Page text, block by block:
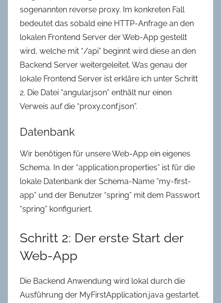
sogenannten reverse proxy. Im konkreten Fall
bedeutet das sobald eine HTTP-Anfrage an den
lokalen Frontend Server der Web-App gestellt
wird, welche mit “/api” beginnt wird diese an den
Backend Server weitergeleitet. Was genau der
lokale Frontend Server ist erkläre ich unter Schritt
2. Die Datei “angular.json” enthält nur einen
Verweis auf die “proxy.conf.json”.
Datenbank
Wir benötigen für unsere Web-App ein eigenes
Schema. In der “application.properties” ist für die
lokale Datenbank der Schema-Name “my-first-
app” und der Benutzer “spring” mit dem Passwort
“spring” konfiguriert.
Schritt 2: Der erste Start der
Web-App
Die Backend Anwendung wird lokal durch die
Ausführung der MyFirstApplication.java gestartet.